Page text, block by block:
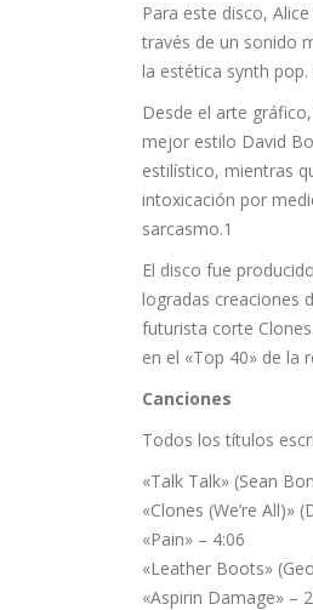
Para este disco,
través de un sonido
la estética synth
Desde el arte
mejor estilo David
estilístico, mientras
intoxicación por
sarcasmo.1​
El disco fue
logradas creaciones
futurista corte
en el «Top 40» de la
Canciones
Todos los títulos
«Talk Talk» (Sean
«Clones (We’re All)»
«Pain» – 4:06
«Leather Boots»
«Aspirin Damage» –